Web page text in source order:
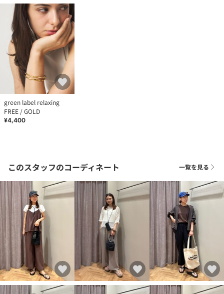
green label relaxing
FREE / GOLD
¥4,400
このスタッフのコーディネート 一覧を見る